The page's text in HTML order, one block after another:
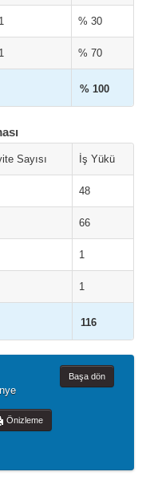
1 % 30
1 % 70
% 100
Sayısı İş Yükü
48
66
1
1
116
Başa dön
Önizleme